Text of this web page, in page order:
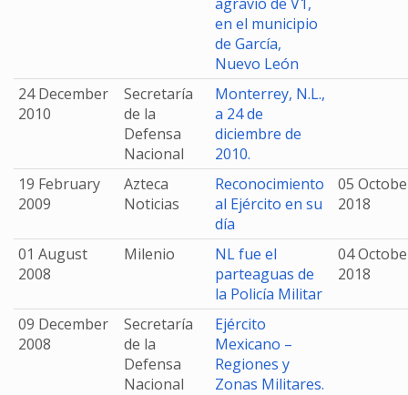
en el municipio
de García,
Nuevo León
24 December
2010
Secretaría
de la
Defensa
Nacional
Monterrey, N.L.,
a 24 de
diciembre de
2010.
19 February
2009
Azteca
Noticias
Reconocimiento
al Ejército en su
día
05
2018
01 August
2008
Milenio
NL fue el
parteaguas de
la Policía Militar
04
2018
09 December
2008
Secretaría
de la
Defensa
Nacional
Ejército
Mexicano –
Regiones y
Zonas Militares.